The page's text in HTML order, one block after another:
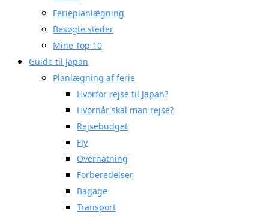
Ferieplanlægning
Besøgte steder
Mine Top 10
Guide til Japan
Planlægning af ferie
Hvorfor rejse til Japan?
Hvornår skal man rejse?
Rejsebudget
Fly
Overnatning
Forberedelser
Bagage
Transport